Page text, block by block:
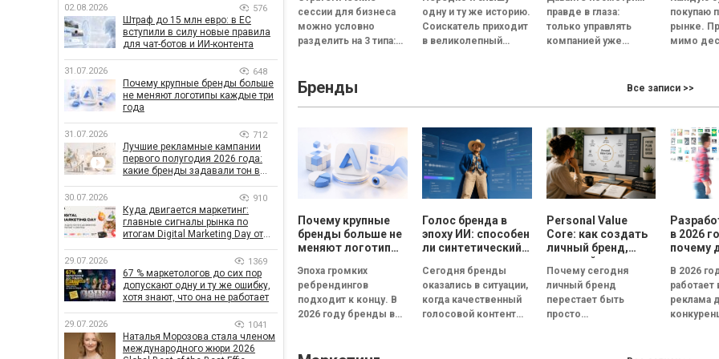
стратегическую
сессию
сессии для бизнеса
можно условно
разделить на 3 типа:
трансформационная.
Неудачная — это
на собеседовании
одну и ту же историю.
Соискатель приходит
в великолепный
правде в глаза:
только управлять
компанией уже
должен стать лицом
сможет
покупаю
рынке.
мимо
примерно
Бренды Все записи >>
Почему крупные
бренды больше не
меняют логотипы
Эпоха громких
ребрендингов
подходит к концу. В
2026 году бренды всё
Голос бренда в
эпоху ИИ: способен
ли синтетический
эмоции и внушить
доверие, или все
бренды вскоре
будут звучать
Сегодня бренды
оказались в ситуации,
когда качественный
голосовой контент
Personal Value
Core: как создать
личный бренд,
который
способствует
выбору, доверию и
статусу
Почему сегодня
личный бренд
перестает быть
просто
в 2026
почему
В 2026
работает
реклама
02.08.2026 576
Штраф до 15 млн евро: в ЕС
вступили в силу новые правила
для чат-ботов и ИИ-контента
31.07.2026 648
Почему крупные бренды больше
не меняют логотипы каждые три
года
31.07.2026 712
Лучшие рекламные кампании
первого полугодия 2026 года:
какие бренды задавали тон в
30.07.2026 910
Куда двигается маркетинг:
главные сигналы рынка по
итогам Digital Marketing Day от
29.07.2026 1369
67 % маркетологов до сих пор
допускают одну и ту же ошибку,
хотя знают, что она не работает
29.07.2026 1041
Наталья Морозова стала членом
международного жюри 2026